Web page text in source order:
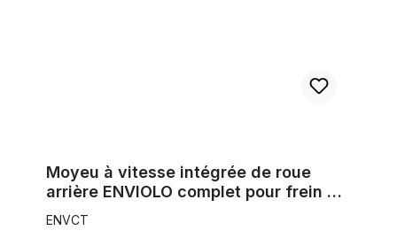
Moyeu à vitesse intégrée de roue
arrière ENVIOLO complet pour frein à
disque
ENVCT